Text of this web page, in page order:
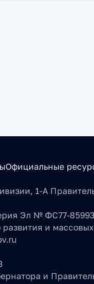
Официальные
1-А
Эл № ФС77-85993
и
и